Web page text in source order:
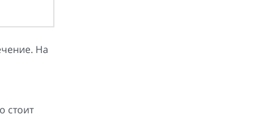
На
стоит